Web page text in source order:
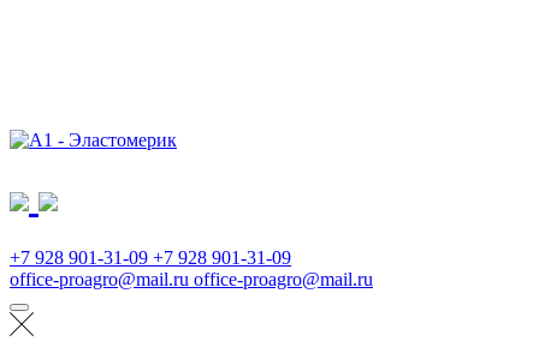
+7 928 901-31-09 +7 928 901-31-09
office-proagro@mail.ru office-proagro@mail.ru